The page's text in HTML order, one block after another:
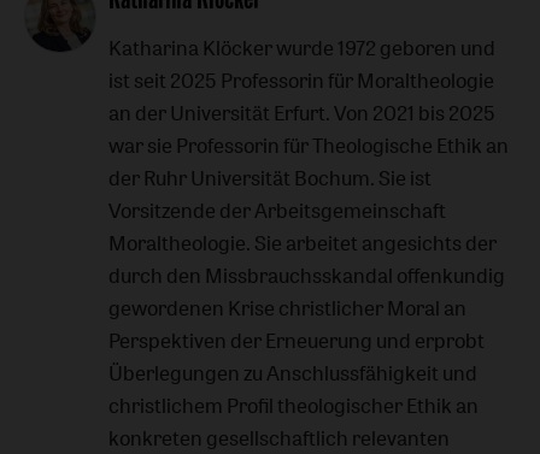
Katharina Klöcker wurde 1972 geboren und
ist seit 2025 Professorin für Moraltheologie
an der Universität Erfurt. Von 2021 bis 2025
war sie Professorin für Theologische Ethik an
der Ruhr Universität Bochum. Sie ist
Vorsitzende der Arbeitsgemeinschaft
Moraltheologie. Sie arbeitet angesichts der
durch den Missbrauchsskandal offenkundig
gewordenen Krise christlicher Moral an
Perspektiven der Erneuerung und erprobt
Überlegungen zu Anschlussfähigkeit und
christlichem Profil theologischer Ethik an
konkreten gesellschaftlich relevanten